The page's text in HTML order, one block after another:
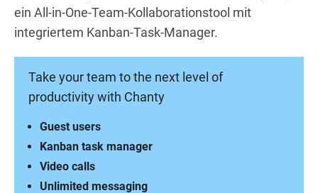
ein All-in-One-Team-Kollaborationstool mit
integriertem Kanban-Task-Manager.
Take your team to the next level of
productivity with Chanty
Unlimited messaging
Video calls
Kanban task manager
Guest users